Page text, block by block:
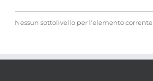
Nessun sottolivello per l'elemento corrente